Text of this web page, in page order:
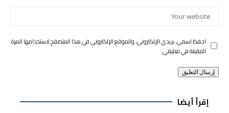
احفظ اسمي، بريدي الإلكتروني، والموقع الإلكتروني في هذا المتصفح لاستخدامها المرة
المقبلة في تعليقي.
إقرأ أيضا